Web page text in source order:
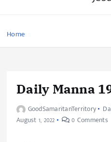
Home
Daily Manna
GoodSamaritanTerritory
August 1, 2022
0 Comments